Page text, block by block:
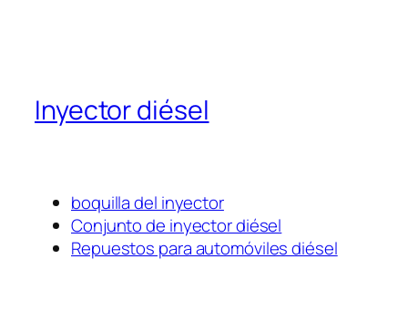
Inyector diésel
boquilla del inyector
Conjunto de inyector diésel
Repuestos para automóviles diésel